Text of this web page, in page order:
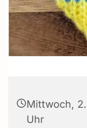
Mittwoch,
Uhr